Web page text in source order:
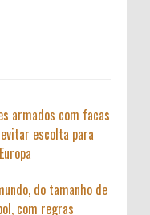
armados com facas
escolta para
do tamanho de
com regras